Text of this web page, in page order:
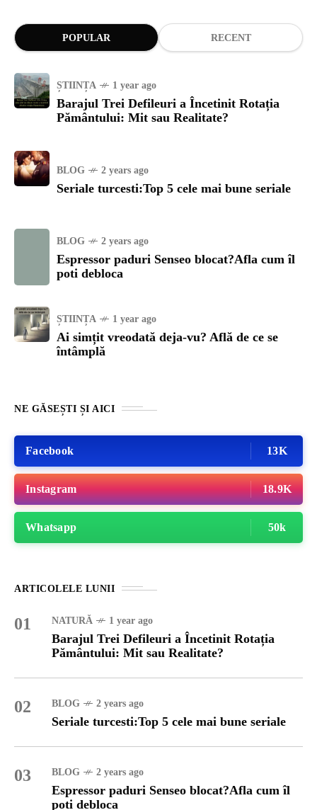
POPULAR RECENT
ȘTIINȚA 1 year ago
Barajul Trei Defileuri a Încetinit Rotația
Pământului: Mit sau Realitate?
BLOG 2 years ago
Seriale turcesti:Top 5 cele mai bune seriale
BLOG 2 years ago
Espressor paduri Senseo blocat?Afla cum îl
poti debloca
ȘTIINȚA 1 year ago
Ai simțit vreodată deja-vu? Află de ce se
întâmplă
NE GĂSEȘTI ȘI AICI
Facebook 13K
Instagram 18.9K
Whatsapp 50k
ARTICOLELE LUNII
01 NATURĂ 1 year ago
Barajul Trei Defileuri a Încetinit Rotația
Pământului: Mit sau Realitate?
02 BLOG 2 years ago
Seriale turcesti:Top 5 cele mai bune seriale
03 BLOG 2 years ago
Espressor paduri Senseo blocat?Afla cum îl
poti debloca